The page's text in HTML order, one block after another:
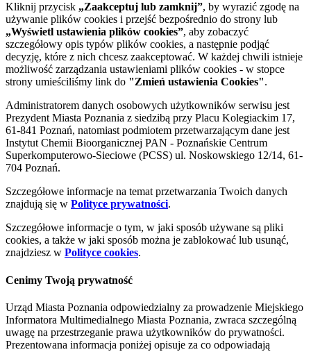
Kliknij przycisk „Zaakceptuj lub zamknij”, by wyrazić zgodę na
używanie plików cookies i przejść bezpośrednio do strony lub
„Wyświetl ustawienia plików cookies”, aby zobaczyć
szczegółowy opis typów plików cookies, a następnie podjąć
decyzję, które z nich chcesz zaakceptować. W każdej chwili istnieje
możliwość zarządzania ustawieniami plików cookies - w stopce
strony umieściliśmy link do "Zmień ustawienia Cookies".
Administratorem danych osobowych użytkowników serwisu jest
Prezydent Miasta Poznania z siedzibą przy Placu Kolegiackim 17,
61-841 Poznań, natomiast podmiotem przetwarzającym dane jest
Instytut Chemii Bioorganicznej PAN - Poznańskie Centrum
Superkomputerowo-Sieciowe (PCSS) ul. Noskowskiego 12/14, 61-
704 Poznań.
Szczegółowe informacje na temat przetwarzania Twoich danych
znajdują się w Polityce prywatności.
Szczegółowe informacje o tym, w jaki sposób używane są pliki
cookies, a także w jaki sposób można je zablokować lub usunąć,
znajdziesz w Polityce cookies.
Cenimy Twoją prywatność
Urząd Miasta Poznania odpowiedzialny za prowadzenie Miejskiego
Informatora Multimedialnego Miasta Poznania, zwraca szczególną
uwagę na przestrzeganie prawa użytkowników do prywatności.
Prezentowana informacja poniżej opisuje za co odpowiadają